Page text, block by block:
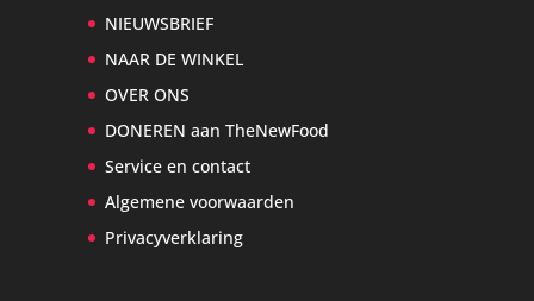
NIEUWSBRIEF
NAAR DE WINKEL
OVER ONS
DONEREN aan TheNewFood
Service en contact
Algemene voorwaarden
Privacyverklaring